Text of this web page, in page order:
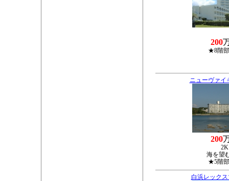
200
★8階
ニューヴァイ
200
2K
海を望
★5階
白浜レック